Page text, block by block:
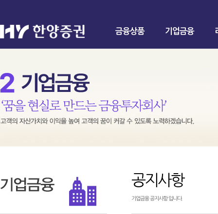
금융상품 기업금융
공지사항
기업금융 공지사항 입니다.